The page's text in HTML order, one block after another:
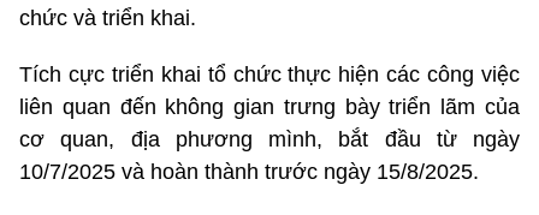
chức và triển khai.
Tích cực triển khai tổ chức thực hiện các công việc
liên quan đến không gian trưng bày triển lãm của
cơ quan, địa phương mình, bắt đầu từ ngày
10/7/2025 và hoàn thành trước ngày 15/8/2025.